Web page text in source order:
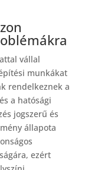
vállal
munkákat
rendelkeznek a
a hatósági
jogszerű és
állapota
ezért